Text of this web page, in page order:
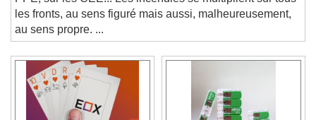
PPE, sur les CEE... Les incendies se multiplient sur tous
les fronts, au sens figuré mais aussi, malheureusement,
au sens propre. ...